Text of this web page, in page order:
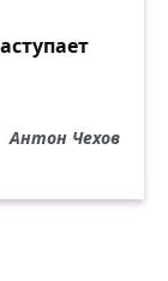
Антон Чехов